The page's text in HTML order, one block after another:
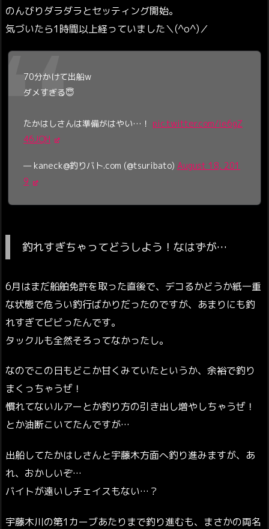
のんびりダラダラとセッティング開始。
気づいたら1時間以上経っていました＼(^o^)／
70分かけて出船w
ダメすぎる😇
たかはしさんは準備がはやい…！ pic.twitter.com/ie6gZ
46JQH
— kaneck@釣りバト.com (@tsuribato) August 18, 201
9
釣れすぎちゃってどうしよう！なはずが…
6月はまだ船舶免許を取った直後で、デコるかどうか紙一重
な状態で危うい釣行ばかりだったのですが、あまりにも釣
れすぎてビビったんです。
タックルも全然そろってなかったし。
なのでこの日もどこか甘くみていたというか、余裕で釣り
まくっちゃうぜ！
慣れてないルアーとか釣り方の引き出し増やしちゃうぜ！
とか油断こいてたんですが…
出船してたかはしさんと宇藤木方面へ釣り進みますが、あ
れ、おかしいぞ…
バイトが遠いしチェイスもない…？
宇藤木川の第1カーブあたりまで釣り進むも、まさかの両名